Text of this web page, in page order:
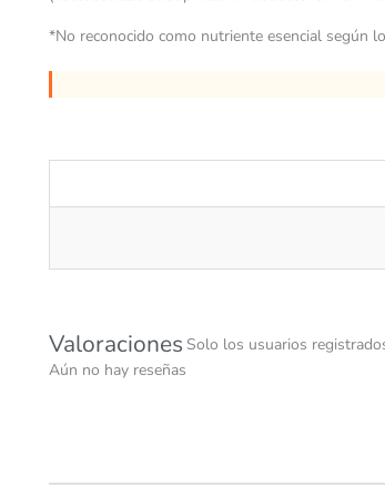
*No reconocido como nutriente esencial según
Valoraciones
Aún no hay reseñas
Solo los usuarios